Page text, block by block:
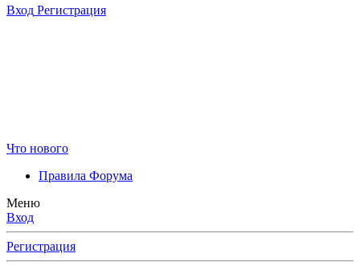
Вход Регистрация
Что нового
Правила Форума
Меню
Вход
Регистрация